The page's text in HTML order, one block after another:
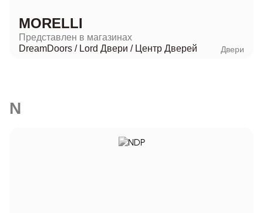
MORELLI
Представлен в магазинах
DreamDoors / Lord Двери / Центр Дверей Двери
N